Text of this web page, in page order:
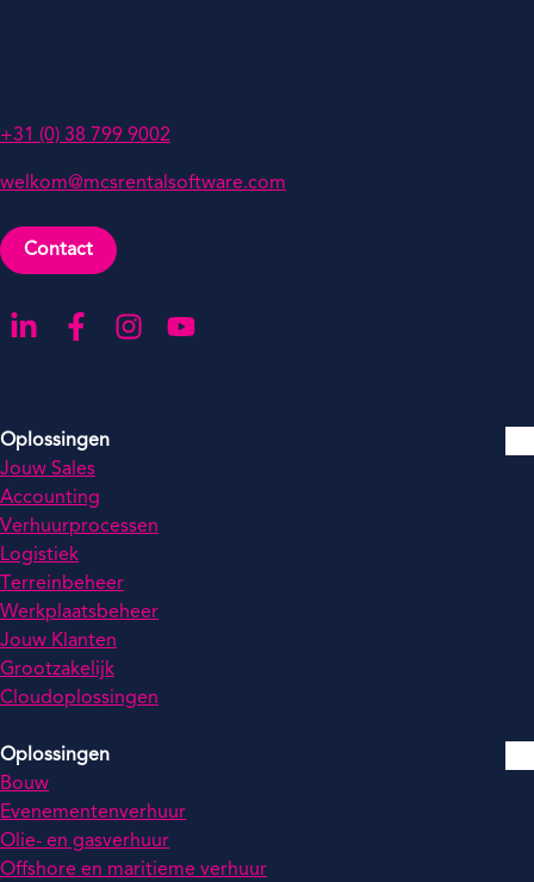
+31 (0) 38 799 9002
welkom@mcsrentalsoftware.com
Contact
Ga naar onze LinkedIn-pagina
Ga naar onze Facebook-pagina
Ga naar onze Instagram-pagina
Ga naar onze YouTube-pagina
Oplossingen
Jouw Sales
Accounting
Verhuurprocessen
Logistiek
Terreinbeheer
Werkplaatsbeheer
Jouw Klanten
Grootzakelijk
Cloudoplossingen
Oplossingen
Bouw
Evenementenverhuur
Olie- en gasverhuur
Offshore en maritieme verhuur